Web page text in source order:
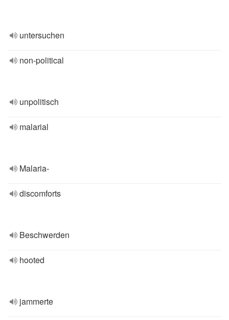
untersuchen
non-political
unpolitisch
malarial
Malaria-
discomforts
Beschwerden
hooted
jammerte